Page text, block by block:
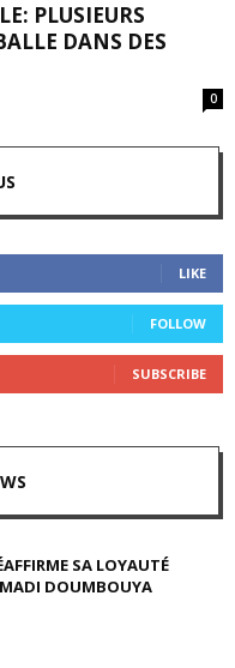
PLUSIEURS
DANS DES
0
LIKE
FOLLOW
SUBSCRIBE
SA LOYAUTÉ
DOUMBOUYA